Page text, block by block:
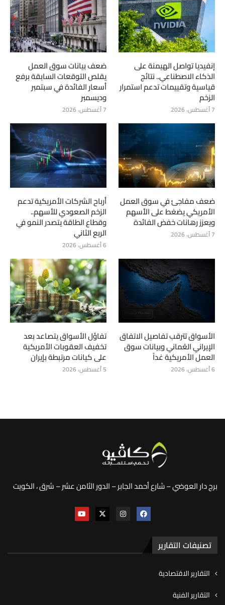
إنفيديا تواصل الهيمنة على
الذكاء الاصطناعي.. نتائج
قياسية وتقييمات تدعم استمرار
الزخم
7 أغسطس، 2026
ضعف بيانات سوق العمل
يقلص التوقعات السابقة برفع
أسعار الفائدة في سبتمبر
وديسمبر
7 أغسطس، 2026
ضعف مفاجئ في سوق العمل
الأمريكي يضغط على الأسهم
ويعزز رهانات خفض الفائدة
7 أغسطس، 2026
أرباح الشركات الأمريكية تدعم
الزخم الصعودي للأسهم..
وقطاع الطاقة يتصدر النمو في
الربع الثاني
6 أغسطس، 2026
الأسواق تترقب تفاصيل الاتفاق
الإيراني العُماني وبيانات سوق
العمل الأمريكية غداً
6 أغسطس، 2026
تفاؤل الأسواق يتصاعد بعد
تخفيف العقوبات الأمريكية
على كيانات مرتبطة بإيران
5 أغسطس، 2026
برج دار العوضي – شارع أحمد الجابر – الدور الثامن عشر – شرق ، الكويت
تصنيفات التقارير
التقارير الاقتصادية
التقارير الفنية